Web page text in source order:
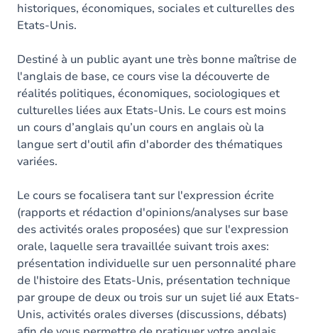
historiques, économiques, sociales et culturelles des
Etats-Unis.
Destiné à un public ayant une très bonne maîtrise de
l'anglais de base, ce cours vise la découverte de
réalités politiques, économiques, sociologiques et
culturelles liées aux Etats-Unis. Le cours est moins
un cours d’anglais qu’un cours en anglais où la
langue sert d'outil afin d'aborder des thématiques
variées.
Le cours se focalisera tant sur l'expression écrite
(rapports et rédaction d'opinions/analyses sur base
des activités orales proposées) que sur l'expression
orale, laquelle sera travaillée suivant trois axes:
présentation individuelle sur uen personnalité phare
de l'histoire des Etats-Unis, présentation technique
par groupe de deux ou trois sur un sujet lié aux Etats-
Unis, activités orales diverses (discussions, débats)